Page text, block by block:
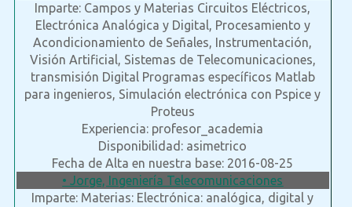
Imparte: Campos y Materias Circuitos Eléctricos,
Electrónica Analógica y Digital, Procesamiento y
Acondicionamiento de Señales, Instrumentación,
Visión Artificial, Sistemas de Telecomunicaciones,
transmisión Digital Programas específicos Matlab
para ingenieros, Simulación electrónica con Pspice y
Proteus
Experiencia: profesor_academia
Disponibilidad: asimetrico
Fecha de Alta en nuestra base: 2016-08-25
• Jorge, Ingeniería Telecomunicaciones
Imparte: Materias: Electrónica: analógica, digital y